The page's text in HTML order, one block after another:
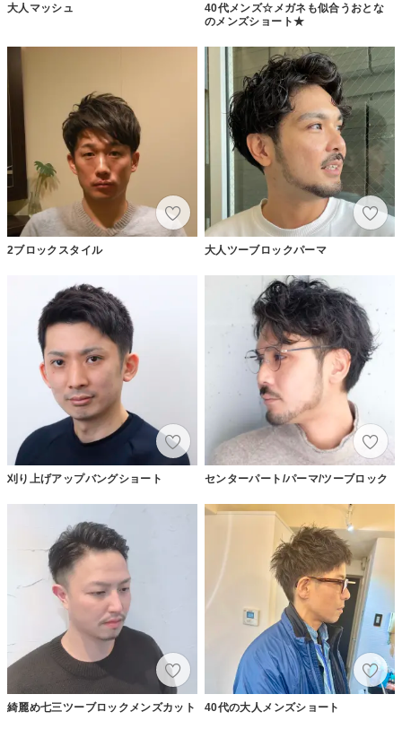
大人マッシュ
40代メンズ☆メガネも似合うおとな
のメンズショート★
2ブロックスタイル 大人ツーブロックパーマ
刈り上げアップバングショート センターパート/パーマ/ツーブロック
綺麗め七三ツーブロックメンズカット 40代の大人メンズショート